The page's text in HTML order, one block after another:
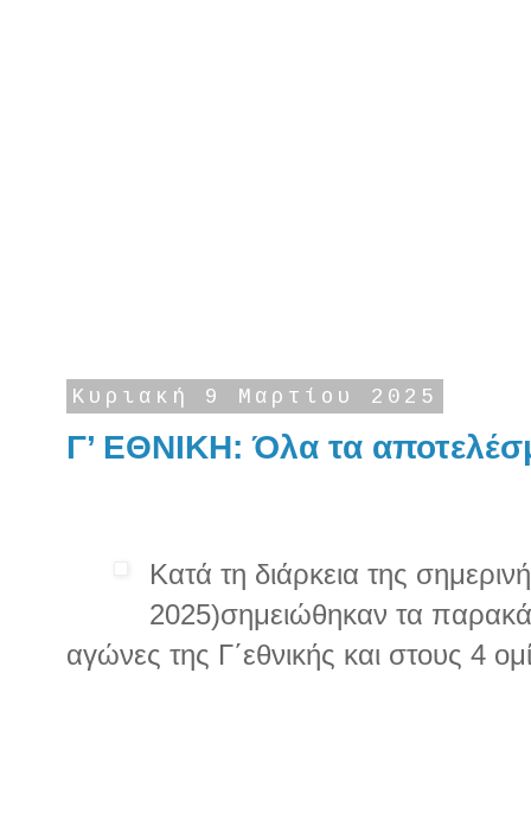
Κυριακή 9 Μαρτίου 2025
Γ’ ΕΘΝΙΚΗ: Όλα τα
Κατά τη διάρκεια της
2025)σημειώθηκαν τα
αγώνες της Γ΄εθνικής και στους 4